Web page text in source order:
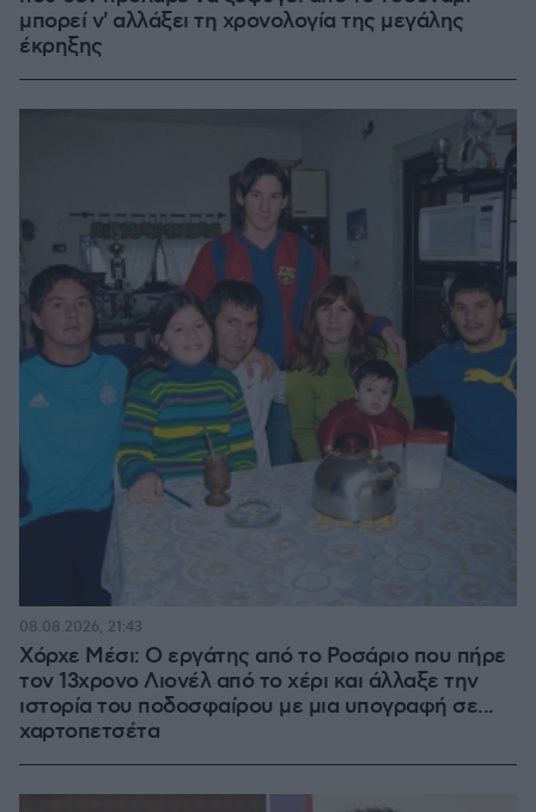
μπορεί ν' αλλάξει τη χρονολογία της μεγάλης
έκρηξης
Χόρχε Μέσι: Ο εργάτης από το Ροσάριο που πήρε
τον 13χρονο Λιονέλ από το χέρι και άλλαξε την
ιστορία του ποδοσφαίρου με μια υπογραφή σε...
χαρτοπετσέτα
08.08.2026, 21:43